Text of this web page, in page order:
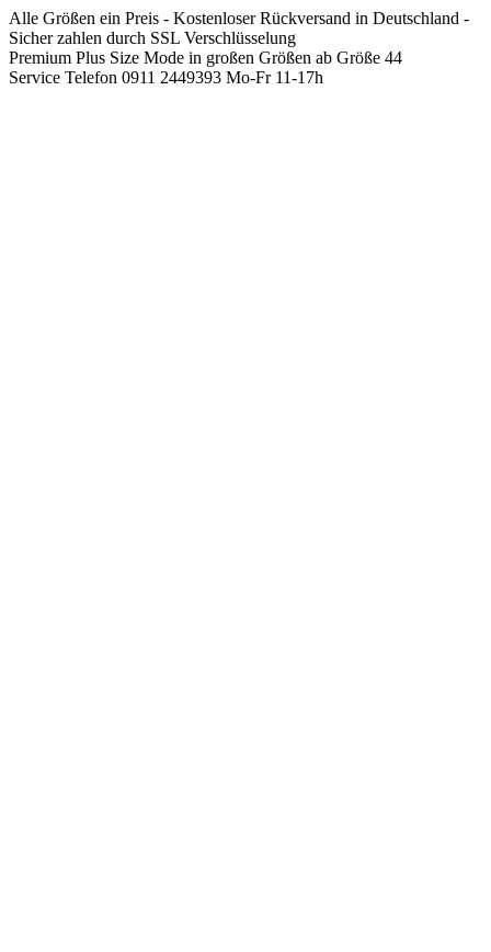
Springen
Sie
zum
Inhalt
Alle Größen ein Preis - Kostenloser Rückversand in Deutschland -
Sicher zahlen durch SSL Verschlüsselung
Premium Plus Size Mode in großen Größen ab Größe 44
Service Telefon 0911 2449393 Mo-Fr 11-17h